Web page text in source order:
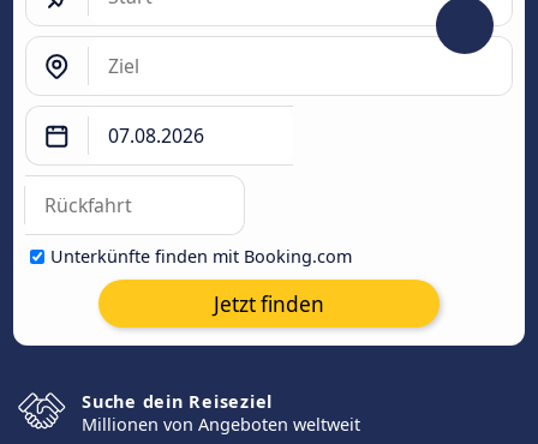
Unterkünfte finden mit Booking.com
Jetzt finden
Suche dein Reiseziel
Millionen von Angeboten weltweit